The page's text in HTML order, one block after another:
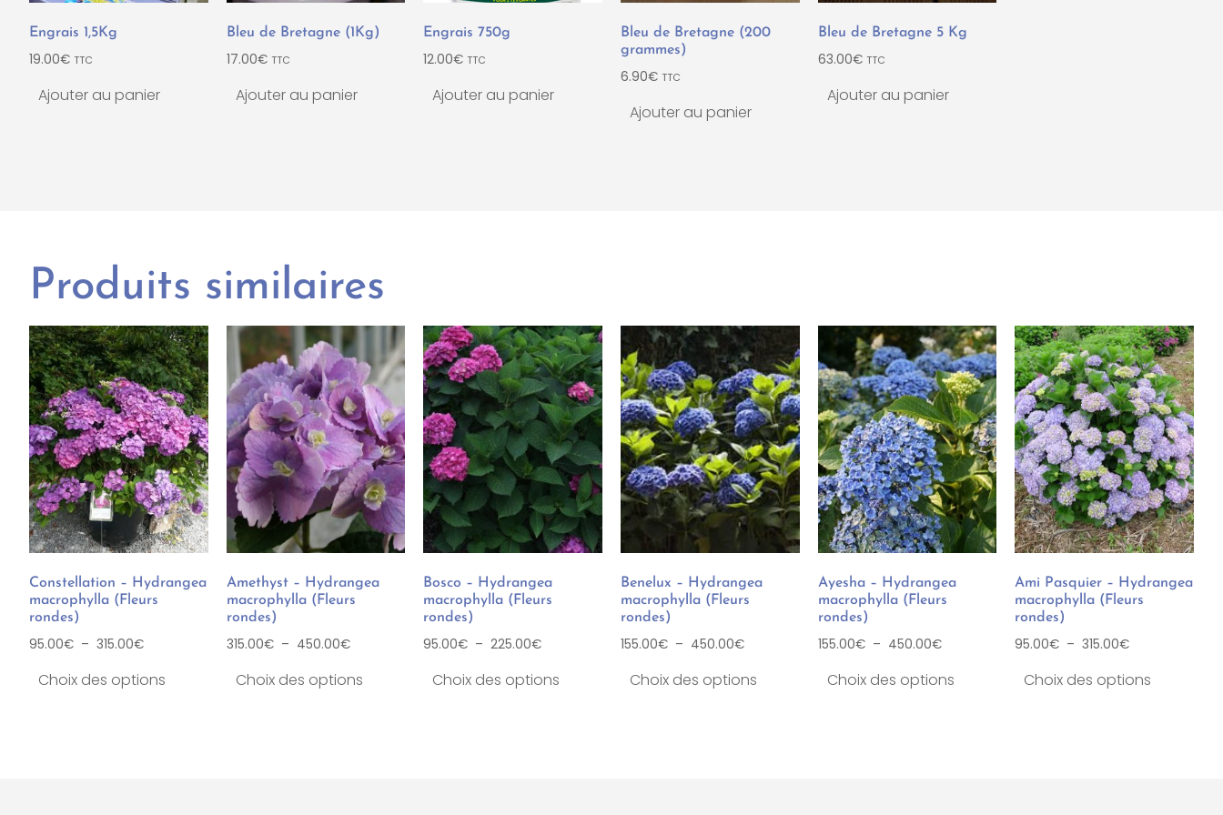
Engrais 1,5Kg
19.00€ TTC
Ajouter au panier
Bleu de Bretagne (1Kg)
17.00€ TTC
Ajouter au panier
Engrais 750g
12.00€ TTC
Ajouter au panier
Bleu de Bretagne (200
grammes)
6.90€ TTC
Ajouter au panier
Bleu de Bretagne 5 Kg
63.00€ TTC
Ajouter au panier
Produits similaires
Constellation – Hydrangea
macrophylla (Fleurs
rondes)
95.00€ – 315.00€
Choix des options
Amethyst – Hydrangea
macrophylla (Fleurs
rondes)
315.00€ – 450.00€
Choix des options
Bosco – Hydrangea
macrophylla (Fleurs
rondes)
95.00€ – 225.00€
Choix des options
Benelux – Hydrangea
macrophylla (Fleurs
rondes)
155.00€ – 450.00€
Choix des options
Ayesha – Hydrangea
macrophylla (Fleurs
rondes)
155.00€ – 450.00€
Choix des options
Ami Pasquier – Hydrangea
macrophylla (Fleurs
rondes)
95.00€ – 315.00€
Choix des options